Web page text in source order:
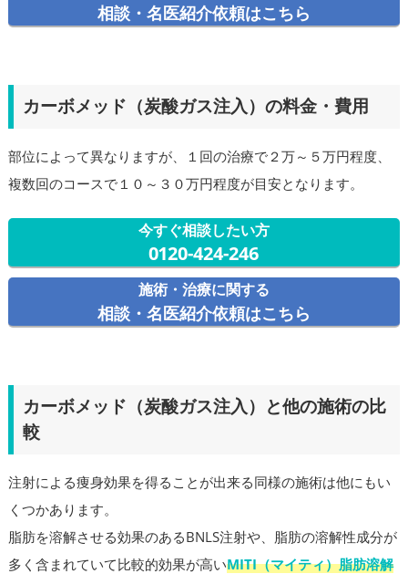
相談・名医紹介依頼はこちら
カーボメッド（炭酸ガス注入）の料金・費用
部位によって異なりますが、１回の治療で２万～５万円程度、
複数回のコースで１０～３０万円程度が目安となります。
今すぐ相談したい方
0120-424-246
施術・治療に関する
相談・名医紹介依頼はこちら
カーボメッド（炭酸ガス注入）と他の施術の比
較
注射による痩身効果を得ることが出来る同様の施術は他にもい
くつかあります。
脂肪を溶解させる効果のあるBNLS注射や、脂肪の溶解性成分が
多く含まれていて比較的効果が高いMITI（マイティ）脂肪溶解